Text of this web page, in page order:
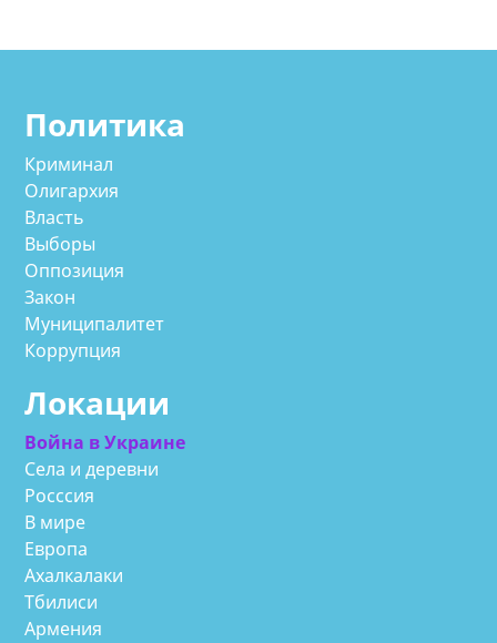
Политика
Криминал
Олигархия
Власть
Выборы
Оппозиция
Закон
Муниципалитет
Коррупция
Локации
Война в Украине
Села и деревни
Росссия
В мире
Европа
Ахалкалаки
Тбилиси
Армения